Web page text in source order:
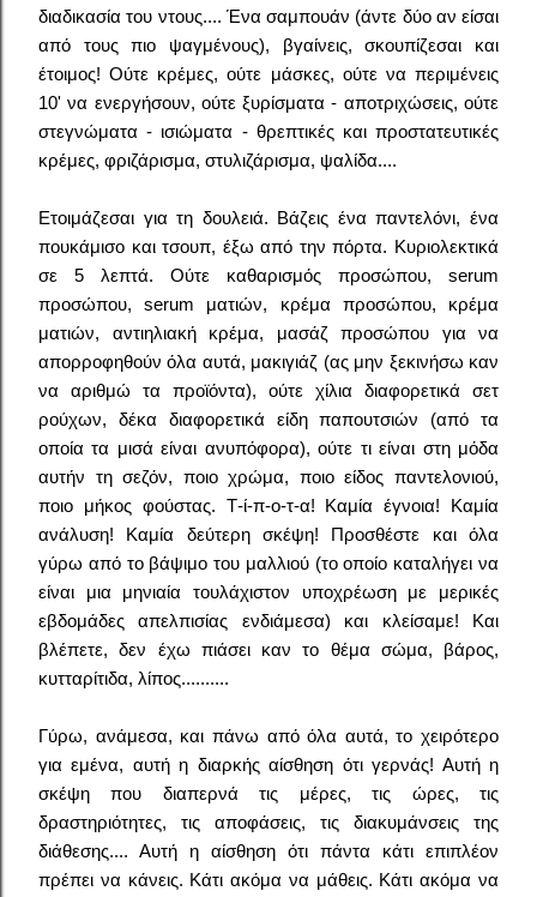
διαδικασία του ντους.... Ένα σαμπουάν (άντε δύο αν είσαι
από τους πιο ψαγμένους), βγαίνεις, σκουπίζεσαι και
έτοιμος! Ούτε κρέμες, ούτε μάσκες, ούτε να περιμένεις
10' να ενεργήσουν, ούτε ξυρίσματα - αποτριχώσεις, ούτε
στεγνώματα - ισιώματα - θρεπτικές και προστατευτικές
κρέμες, φριζάρισμα, στυλιζάρισμα, ψαλίδα....
Ετοιμάζεσαι για τη δουλειά. Βάζεις ένα παντελόνι, ένα
πουκάμισο και τσουπ, έξω από την πόρτα. Κυριολεκτικά
σε 5 λεπτά. Ούτε καθαρισμός προσώπου, serum
προσώπου, serum ματιών, κρέμα προσώπου, κρέμα
ματιών, αντιηλιακή κρέμα, μασάζ προσώπου για να
απορροφηθούν όλα αυτά, μακιγιάζ (ας μην ξεκινήσω καν
να αριθμώ τα προϊόντα), ούτε χίλια διαφορετικά σετ
ρούχων, δέκα διαφορετικά είδη παπουτσιών (από τα
οποία τα μισά είναι ανυπόφορα), ούτε τι είναι στη μόδα
αυτήν τη σεζόν, ποιο χρώμα, ποιο είδος παντελονιού,
ποιο μήκος φούστας. Τ-ί-π-ο-τ-α! Καμία έγνοια! Καμία
ανάλυση! Καμία δεύτερη σκέψη! Προσθέστε και όλα
γύρω από το βάψιμο του μαλλιού (το οποίο καταλήγει να
είναι μια μηνιαία τουλάχιστον υποχρέωση με μερικές
εβδομάδες απελπισίας ενδιάμεσα) και κλείσαμε! Και
βλέπετε, δεν έχω πιάσει καν το θέμα σώμα, βάρος,
κυτταρίτιδα, λίπος..........
Γύρω, ανάμεσα, και πάνω από όλα αυτά, το χειρότερο
για εμένα, αυτή η διαρκής αίσθηση ότι γερνάς! Αυτή η
σκέψη που διαπερνά τις μέρες, τις ώρες, τις
δραστηριότητες, τις αποφάσεις, τις διακυμάνσεις της
διάθεσης.... Αυτή η αίσθηση ότι πάντα κάτι επιπλέον
πρέπει να κάνεις. Κάτι ακόμα να μάθεις. Κάτι ακόμα να